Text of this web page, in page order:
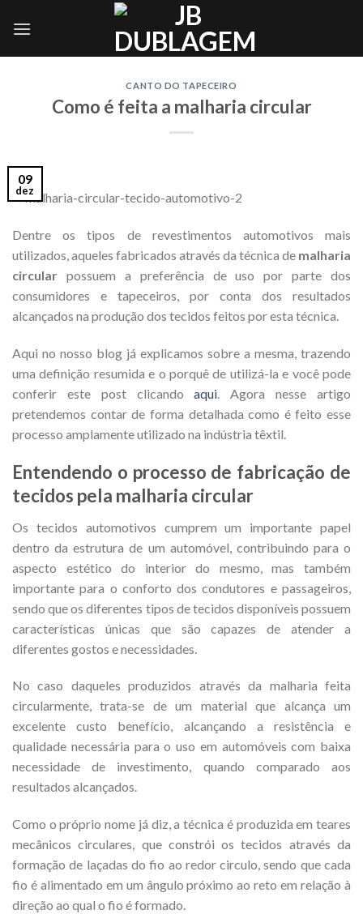
CANTO DO TAPECEIRO
Como é feita a malharia circular
09
dez
Dentre os tipos de revestimentos automotivos mais
utilizados, aqueles fabricados através da técnica de malharia
circular possuem a preferência de uso por parte dos
consumidores e tapeceiros, por conta dos resultados
alcançados na produção dos tecidos feitos por esta técnica.
Aqui no nosso blog já explicamos sobre a mesma, trazendo
uma definição resumida e o porquê de utilizá-la e você pode
conferir este post clicandoaqui . Agora nesse artigo
pretendemos contar de forma detalhada como é feito esse
processo amplamente utilizado na indústria têxtil.
Entendendo o processo de fabricação de
tecidos pela malharia circular
Os tecidos automotivos cumprem um importante papel
dentro da estrutura de um automóvel, contribuindo para o
aspecto estético do interior do mesmo, mas também
importante para o conforto dos condutores e passageiros,
sendo que os diferentes tipos de tecidos disponíveis possuem
características únicas que são capazes de atender a
diferentes gostos e necessidades.
No caso daqueles produzidos através da malharia feita
circularmente, trata-se de um material que alcança um
excelente custo benefício, alcançando a resistência e
qualidade necessária para o uso em automóveis com baixa
necessidade de investimento, quando comparado aos
resultados alcançados.
Como o próprio nome já diz, a técnica é produzida em teares
mecânicos circulares, que constrói os tecidos através da
formação de laçadas do fio ao redor circulo, sendo que cada
fio é alimentado em um ângulo próximo ao reto em relação à
direção ao qual o fio é formado.